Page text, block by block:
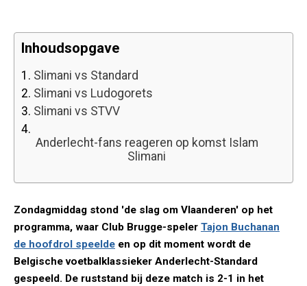
Inhoudsopgave
1. Slimani vs Standard
2. Slimani vs Ludogorets
3. Slimani vs STVV
4.
Anderlecht-fans reageren op komst Islam
Slimani
Zondagmiddag stond 'de slag om Vlaanderen' op het
programma, waar Club Brugge-speler Tajon Buchanan
de hoofdrol speelde en op dit moment wordt de
Belgische voetbalklassieker Anderlecht-Standard
gespeeld. De ruststand bij deze match is 2-1 in het